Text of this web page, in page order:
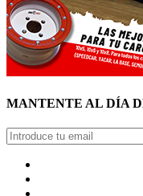
MANTENTE AL DÍA